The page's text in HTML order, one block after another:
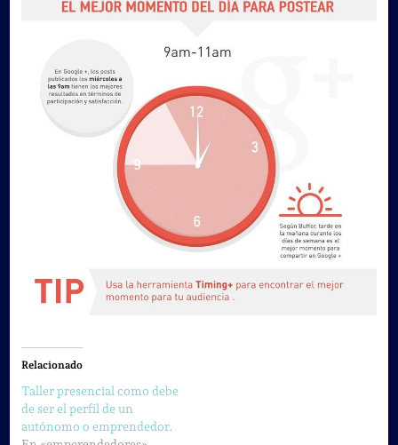
Relacionado
Taller presencial como debe
de ser el perfil de un
autónomo o emprendedor.